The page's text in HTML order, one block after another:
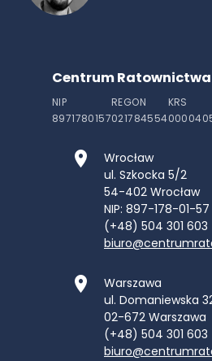
Centrum Ratownictwa
NIP
8971780157
REGON
021784554
KRS
Wrocław
ul. Szkocka 5/2
54-402 Wrocław
NIP: 897-178-01-57
(+48) 504 301 603
Warszawa
ul. Domaniewska
02-672 Warszawa
(+48) 504 301 603